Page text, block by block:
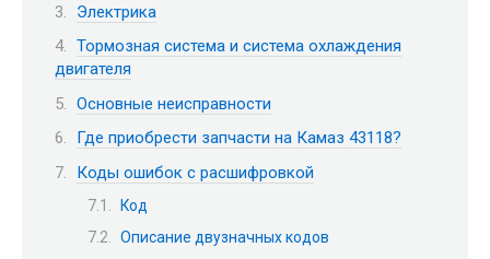
Электрика
Тормозная система и система охлаждения
двигателя
Основные неисправности
Где приобрести запчасти на Камаз 43118?
Коды ошибок с расшифровкой
Код
Описание двузначных кодов